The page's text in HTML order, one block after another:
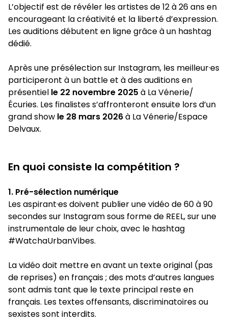
L’objectif est de révéler les artistes de 12 à 26 ans en
encourageant la créativité et la liberté d’expression.
Les auditions débutent en ligne grâce à un hashtag
dédié.
Après une présélection sur Instagram, les meilleur·es
participeront à un battle et à des auditions en
présentiel le 22 novembre 2025 à La Vénerie/
Écuries. Les finalistes s’affronteront ensuite lors d’un
grand show le 28 mars 2026à La Vénerie/Espace
Delvaux.
En quoi consiste la compétition ?
1. Pré-sélection numérique
Les aspirant·es doivent publier une vidéo de 60 à 90
secondes sur Instagram sous forme de REEL, sur une
instrumentale de leur choix, avec le hashtag
#WatchaUrbanVibes.
La vidéo doit mettre en avant un texte original (pas
de reprises) en français ; des mots d’autres langues
sont admis tant que le texte principal reste en
français. Les textes offensants, discriminatoires ou
sexistes sont interdits.